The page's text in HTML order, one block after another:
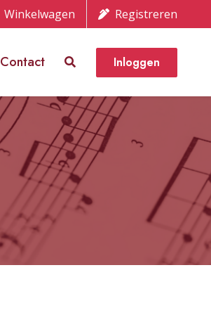
Winkelwagen Registreren
Contact Inloggen